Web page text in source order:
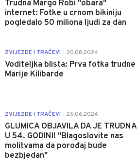
Trudna Margo Robi "obara"
internet: Fotke u crnom bikiniju
pogledalo 50 miliona ljudi za dan
ZVIJEZDE I TRAČEVI 20.08.2024.
Voditeljka blista: Prva fotka trudne
Marije Kilibarde
ZVIJEZDE I TRAČEVI 25.06.2024.
GLUMICA OBJAVILA DA JE TRUDNA
U 54. GODINI! "Blagoslovite nas
molitvama da porođaj bude
bezbjedan"